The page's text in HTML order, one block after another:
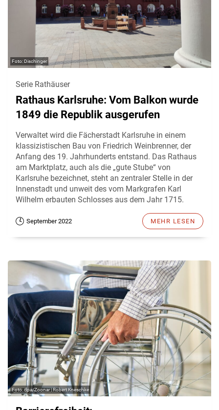
Dischinger
Serie Rathäuser
Rathaus Karlsruhe: Vom Balkon wurde
1849 die Republik ausgerufen
Verwaltet wird die Fächerstadt Karlsruhe in einem
klassizistischen Bau von Friedrich Weinbrenner, der
Anfang des 19. Jahrhunderts entstand. Das Rathaus
am Marktplatz, auch als die „gute Stube“ von
Karlsruhe bezeichnet, steht an zentraler Stelle in der
Innenstadt und unweit des vom Markgrafen Karl
Wilhelm erbauten Schlosses aus dem Jahr 1715.
September 2022 MEHR LESEN
dpa/Zoonar | Robert Kneschke